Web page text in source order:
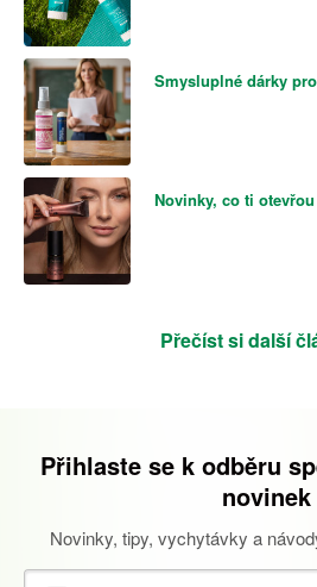
Smysluplné dárky
Novinky, co ti
Přečíst si další
Přihlaste se k odběru
novinek
Novinky, tipy, vychytávky a